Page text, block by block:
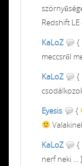
Redshift LE
KaLoZ
{
meccsről
KaLoZ
{
Eyesis
{
KaLoZ
{
nerf neki ...